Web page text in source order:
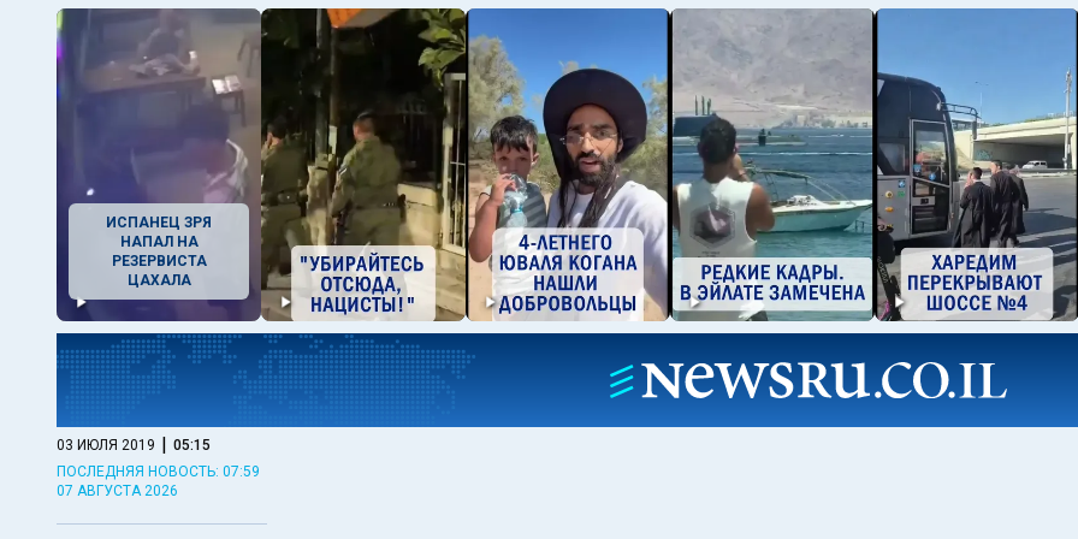
ИСПАНЕЦ ЗРЯ
НАПАЛ НА
РЕЗЕРВИСТА
ЦАХАЛА
03 ИЮЛЯ 2019 | 05:15
ПОСЛЕДНЯЯ НОВОСТЬ: 07:59
07 АВГУСТА 2026